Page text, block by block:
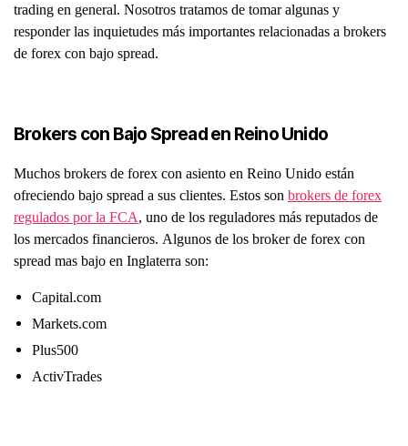
trading en general. Nosotros tratamos de tomar algunas y
responder las inquietudes más importantes relacionadas a brokers
de forex con bajo spread.
Brokers con Bajo Spread en Reino Unido
Muchos brokers de forex con asiento en Reino Unido están
ofreciendo bajo spread a sus clientes. Estos son brokers de forex
regulados por la FCA, uno de los reguladores más reputados de
los mercados financieros. Algunos de los broker de forex con
spread mas bajo en Inglaterra son:
Capital.com
Markets.com
Plus500
ActivTrades